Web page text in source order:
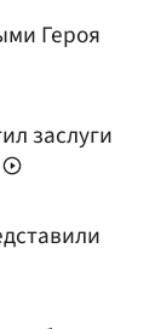
Героя
заслуги